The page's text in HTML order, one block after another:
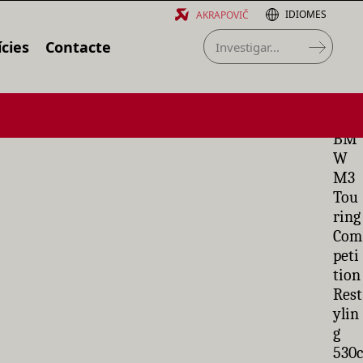
Contacte
IDIOMES
AKRAPOVIČ
BM
W
M3
Tou
ring
Com
peti
tion
Rest
ylin
g
530c